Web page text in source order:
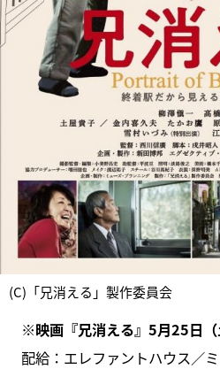
(C)「兄消える」製作委員会
※映画『兄消える』5月25日（
配給：エレファントハウス／